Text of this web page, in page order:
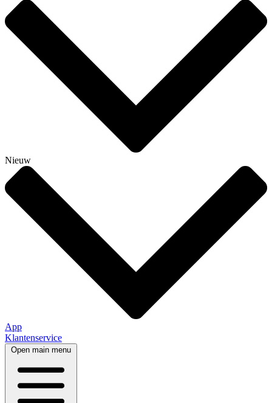
Nieuw
App
Klantenservice
Open main menu